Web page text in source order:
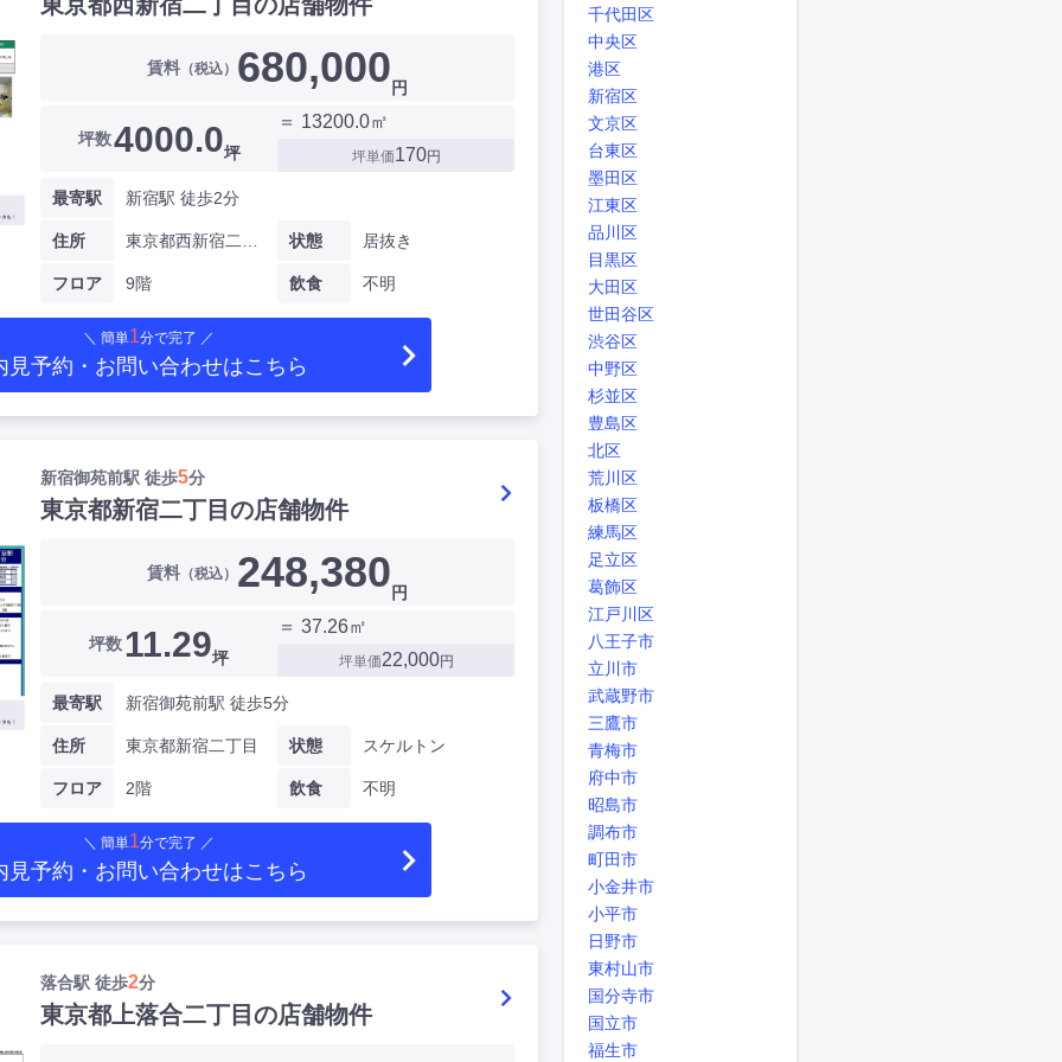
賃料 （税込） 680,000 円
坪数4000.0坪
＝ 13200.0㎡
坪単価170円
最寄駅 新宿駅 徒歩2分
住所
フロア 9階
状態 居抜き
飲食 不明
＼ 簡単1分で完了 ／
見予約・お問い合わせはこちら
新宿御苑前駅 徒歩5分
東京都新宿二丁目の店舗物件
賃料 （税込） 248,380 円
坪数 11.29坪
＝ 37.26㎡
坪単価22,000円
最寄駅 新宿御苑前駅 徒歩5分
住所 東京都新宿二丁目
フロア 2階
状態 スケルトン
飲食 不明
＼ 簡単1分で完了 ／
見予約・お問い合わせはこちら
落合駅 徒歩2分
東京都上落合二丁目の店舗物件
千代田区
中央区
港区
新宿区
文京区
台東区
墨田区
江東区
品川区
目黒区
大田区
世田谷区
渋谷区
中野区
杉並区
豊島区
北区
荒川区
板橋区
練馬区
足立区
葛飾区
江戸川区
八王子市
立川市
武蔵野市
三鷹市
青梅市
府中市
昭島市
調布市
町田市
小金井市
小平市
日野市
東村山市
国分寺市
国立市
福生市